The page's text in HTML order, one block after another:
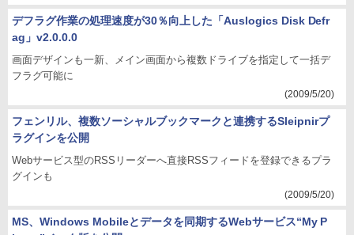
デフラグ作業の処理速度が30％向上した「Auslogics Disk Defr
ag」v2.0.0.0
画面デザインも一新、メイン画面から複数ドライブを指定して一括デ
フラグ可能に
(2009/5/20)
フェンリル、複数ソーシャルブックマークと連携するSleipnirプ
ラグインを公開
Webサービス型のRSSリーダーへ直接RSSフィードを登録できるプラ
グインも
(2009/5/20)
MS、Windows Mobileとデータを同期するWebサービス“My P